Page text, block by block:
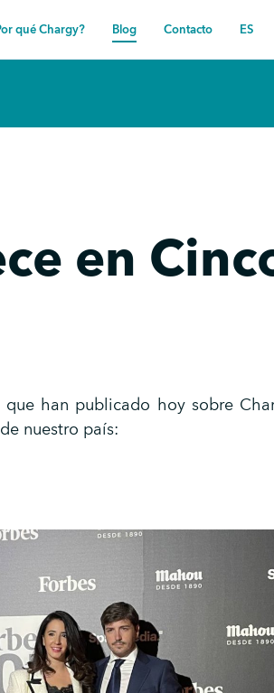
qué Chargy? Blog Contacto ES
en
han publicado hoy sobre
nuestro país: